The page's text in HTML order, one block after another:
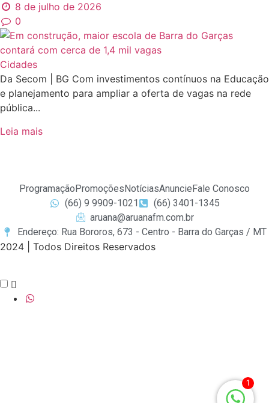
8 de julho de 2026
0
Cidades
Da Secom | BG Com investimentos contínuos na Educação
e planejamento para ampliar a oferta de vagas na rede
pública...
Leia mais
ProgramaçãoPromoçõesNotíciasAnuncieFale Conosco
(66) 9 9909-1021
(66) 3401-1345
aruana@aruanafm.com.br
Endereço: Rua Bororos, 673 - Centro - Barra do Garças / MT
2024 | Todos Direitos Reservados
1